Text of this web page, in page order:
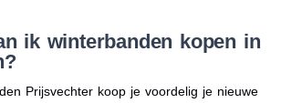
ik winterbanden kopen in
Prijsvechter koop je voordelig je nieuwe